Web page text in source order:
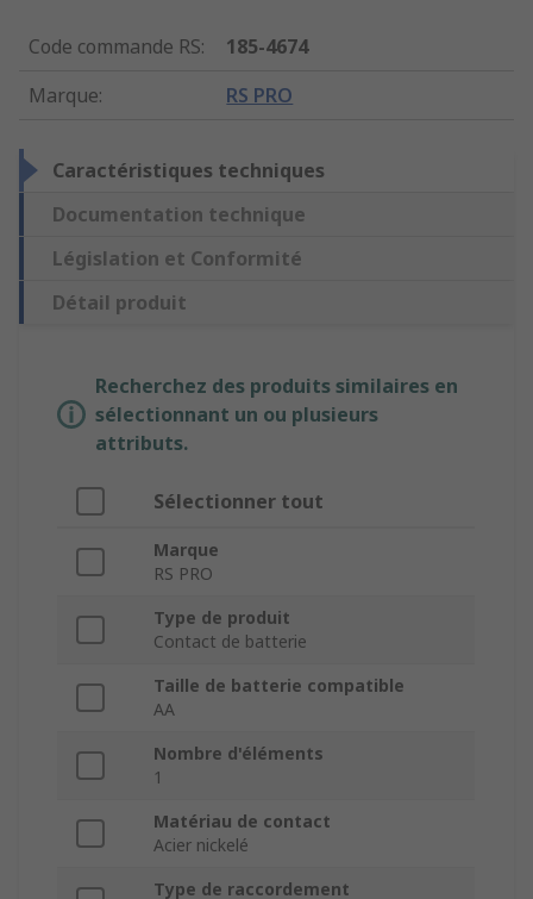
Code commande RS:
185-4674
Marque: RS PRO
Caractéristiques techniques
Documentation technique
Législation et Conformité
Détail produit
Recherchez des produits similaires en
sélectionnant un ou plusieurs
attributs.
Sélectionner tout
Marque
RS PRO
Type de produit
Contact de batterie
Taille de batterie compatible
AA
Nombre d'éléments
1
Matériau de contact
Acier nickelé
Type de raccordement